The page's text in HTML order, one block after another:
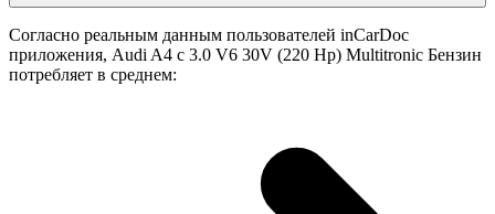
Согласно реальным данным пользователей inCarDoc
приложения, Audi A4 с 3.0 V6 30V (220 Hp) Multitronic Бензин
потребляет в среднем: